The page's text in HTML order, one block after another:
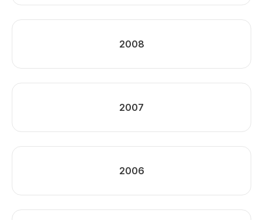
2008
2007
2006